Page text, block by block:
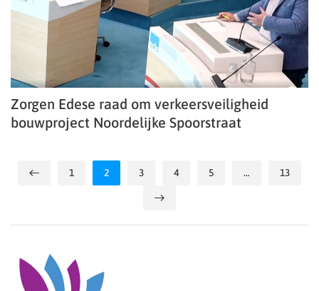
Zorgen Edese raad om verkeersveiligheid
bouwproject Noordelijke Spoorstraat
1 2 3 4 5 … 13